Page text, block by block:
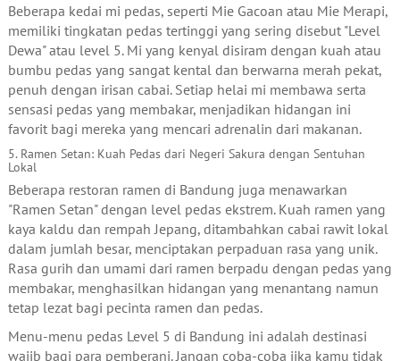
Beberapa kedai mi pedas, seperti Mie Gacoan atau Mie Merapi,
memiliki tingkatan pedas tertinggi yang sering disebut "Level
Dewa" atau level 5. Mi yang kenyal disiram dengan kuah atau
bumbu pedas yang sangat kental dan berwarna merah pekat,
penuh dengan irisan cabai. Setiap helai mi membawa serta
sensasi pedas yang membakar, menjadikan hidangan ini
favorit bagi mereka yang mencari adrenalin dari makanan.
5. Ramen Setan: Kuah Pedas dari Negeri Sakura dengan Sentuhan
Lokal
Beberapa restoran ramen di Bandung juga menawarkan
"Ramen Setan" dengan level pedas ekstrem. Kuah ramen yang
kaya kaldu dan rempah Jepang, ditambahkan cabai rawit lokal
dalam jumlah besar, menciptakan perpaduan rasa yang unik.
Rasa gurih dan umami dari ramen berpadu dengan pedas yang
membakar, menghasilkan hidangan yang menantang namun
tetap lezat bagi pecinta ramen dan pedas.
Menu-menu pedas Level 5 di Bandung ini adalah destinasi
wajib bagi para pemberani. Jangan coba-coba jika kamu tidak